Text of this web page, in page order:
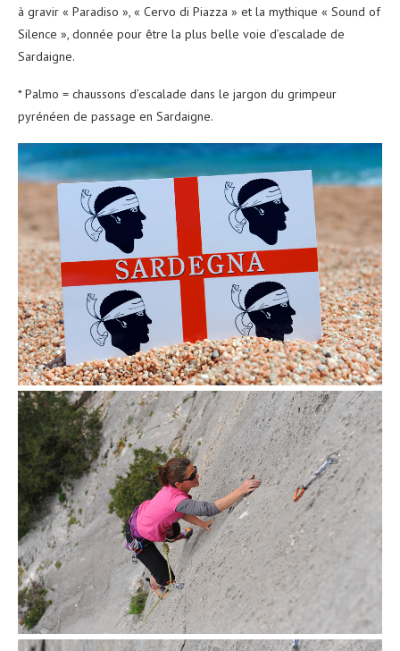
à gravir « Paradiso », « Cervo di Piazza » et la mythique « Sound of
Silence », donnée pour être la plus belle voie d’escalade de
Sardaigne.
* Palmo = chaussons d’escalade dans le jargon du grimpeur
pyrénéen de passage en Sardaigne.